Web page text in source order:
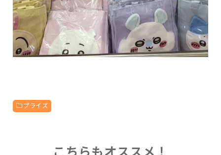
プライズ
こちらもオススメ！